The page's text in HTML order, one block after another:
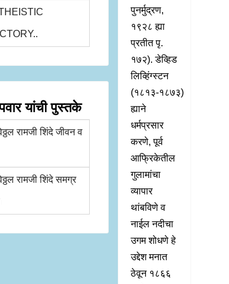
यांची पुस्तके
रामजी शिंदे जीवन व
रामजी शिंदे समग्र
पुनर्मुद्रण,
१९२८ ह्या
प्रतीत पृ.
१७२). डेव्हिड
लिव्हिंग्स्टन
(१८१३-१८७३)
ह्याने
धर्मप्रसार
करणे, पूर्व
आफ्रिकेतील
गुलामांचा
व्यापार
थांबविणे व
नाईल नदीचा
उगम शोधणे हे
उद्देश मनात
ठेवून १८६६